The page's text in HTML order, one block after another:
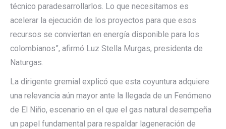
técnico paradesarrollarlos. Lo que necesitamos es
acelerar la ejecución de los proyectos para que esos
recursos se conviertan en energía disponible para los
colombianos”, afirmó Luz Stella Murgas, presidenta de
Naturgas.
La dirigente gremial explicó que esta coyuntura adquiere
una relevancia aún mayor ante la llegada de un Fenómeno
de El Niño, escenario en el que el gas natural desempeña
un papel fundamental para respaldar lageneración de